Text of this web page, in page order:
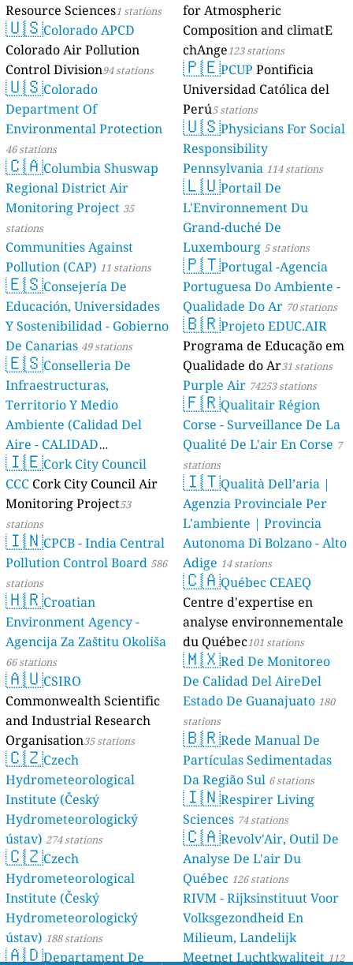
Resource Sciences1 stations
🇺🇸Colorado APCD
Colorado Air Pollution
Control Division94 stations
🇺🇸Colorado
Department Of
Environmental Protection
46 stations
🇨🇦Columbia Shuswap
Regional District Air
Monitoring Project 35
stations
Communities Against
Pollution (CAP) 11 stations
🇪🇸Consejería De
Educación, Universidades
Y Sostenibilidad - Gobierno
De Canarias 49 stations
🇪🇸Conselleria De
Infraestructuras,
Territorio Y Medio
Ambiente (Calidad Del
Aire - CALIDAD
AMBIENTAL) 23 stations
🇮🇪Cork City Council
CCC Cork City Council Air
Monitoring Project53
stations
🇮🇳CPCB - India Central
Pollution Control Board 586
stations
🇭🇷Croatian
Environment Agency -
Agencija Za Zaštitu Okoliša
66 stations
🇦🇺CSIRO
Commonwealth Scientific
and Industrial Research
Organisation35 stations
🇨🇿Czech
Hydrometeorological
Institute (Český
Hydrometeorologický
ústav) 274 stations
🇨🇿Czech
Hydrometeorological
Institute (Český
Hydrometeorologický
ústav) 188 stations
🇦🇩Departament De
for Atmospheric
Composition and climatE
chAnge123 stations
🇵🇪PCUP Pontificia
Universidad Católica del
Perú5 stations
🇺🇸Physicians For Social
Responsibility
Pennsylvania 114 stations
🇱🇺Portail De
L'Environnement Du
Grand-duché De
Luxembourg 5 stations
🇵🇹Portugal -Agencia
Portuguesa Do Ambiente -
Qualidade Do Ar 70 stations
🇧🇷Projeto EDUC.AIR
Programa de Educação em
Qualidade do Ar31 stations
Purple Air 74253 stations
🇫🇷Qualitair Région
Corse - Surveillance De La
Qualité De L'air En Corse 7
stations
🇮🇹Qualità Dell’aria |
Agenzia Provinciale Per
L'ambiente | Provincia
Autonoma Di Bolzano - Alto
Adige 14 stations
🇨🇦Québec CEAEQ
Centre d'expertise en
analyse environnementale
du Québec101 stations
🇲🇽Red De Monitoreo
De Calidad Del AireDel
Estado De Guanajuato 180
stations
🇧🇷Rede Manual De
Partículas Sedimentadas
Da Região Sul 6 stations
🇮🇳Respirer Living
Sciences 74 stations
🇨🇦Revolv'Air, Outil De
Analyse De L'air Du
Québec 126 stations
RIVM - Rijksinstituut Voor
Volksgezondheid En
Milieum, Landelijk
Meetnet Luchtkwaliteit 112